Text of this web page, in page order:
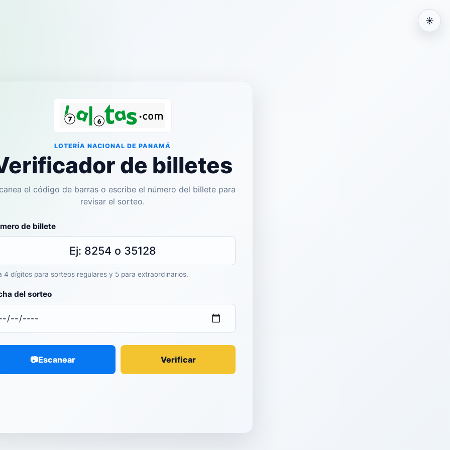
☀
LOTERÍA NACIONAL DE PANAMÁ
de billetes
el código de barras o escribe el número del billete para
revisar el sorteo.
de billete
4 dígitos para sorteos regulares y 5 para extraordinarios.
del sorteo
📷Escanear Verificar